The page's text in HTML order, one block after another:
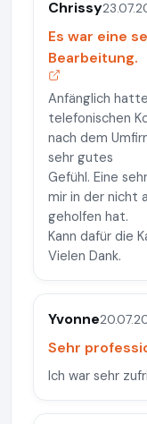
Chrissy
Es war eine
Bearbeitung.
Anfänglich
telefonischen
nach dem
sehr gutes
Gefühl. Eine
mir in der nicht
geholfen hat.
Kann dafür die
Vielen Dank.
Yvonne
Sehr
Ich war sehr